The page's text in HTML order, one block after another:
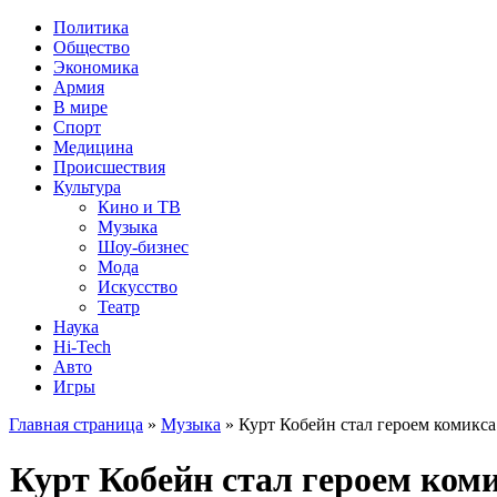
Политика
Общество
Экономика
Армия
В мире
Спорт
Медицина
Происшествия
Культура
Кино и ТВ
Музыка
Шоу-бизнес
Мода
Искусство
Театр
Наука
Hi-Tech
Авто
Игры
Главная страница » Музыка » Курт Кобейн стал героем комикса
Курт Кобейн стал героем